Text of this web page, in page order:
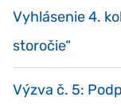
Vyhlásenie 4.
storočie“
Výzva č. 5: